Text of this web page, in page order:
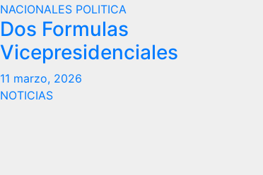
NACIONALES POLITICA
Dos Formulas
Vicepresidenciales
11 marzo, 2026
NOTICIAS